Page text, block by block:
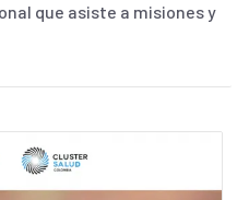
que asiste a misiones y